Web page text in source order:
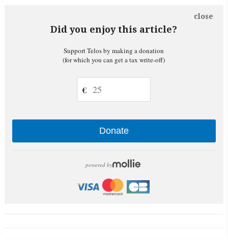
Did you enjoy this article?
close
Support Telos by making a donation
(for which you can get a tax write-off)
€
Donate
powered by